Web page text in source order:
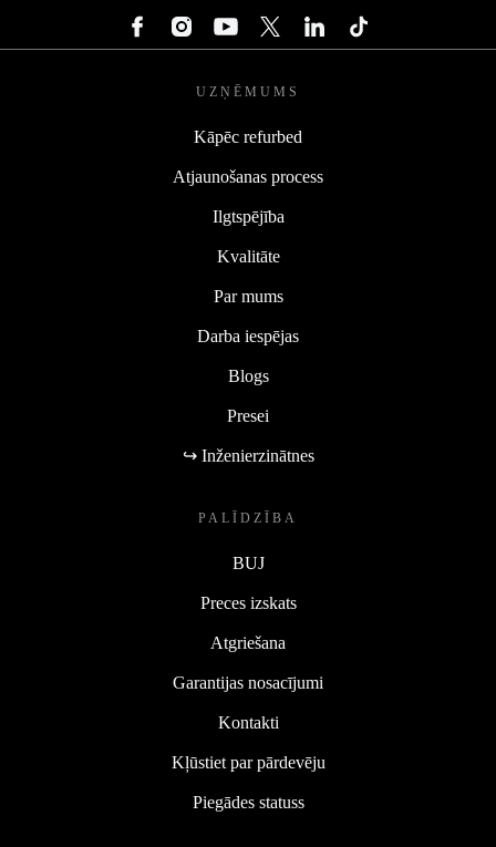
UZŅĒMUMS
Kāpēc refurbed
Atjaunošanas process
Ilgtspējība
Kvalitāte
Par mums
Darba iespējas
Blogs
Presei
↪ Inženierzinātnes
PALĪDZĪBA
BUJ
Preces izskats
Atgriešana
Garantijas nosacījumi
Kontakti
Kļūstiet par pārdevēju
Piegādes statuss